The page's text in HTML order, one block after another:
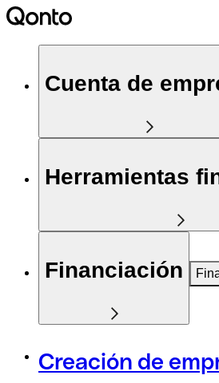
Cuenta de
Herramientas
Financiación
Creación de